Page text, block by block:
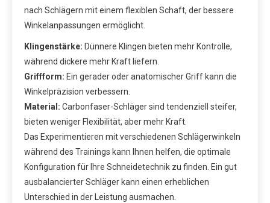
nach Schlägern mit einem flexiblen Schaft, der bessere
Winkelanpassungen ermöglicht.
Klingenstärke: Dünnere Klingen bieten mehr Kontrolle,
während dickere mehr Kraft liefern.
Griffform: Ein gerader oder anatomischer Griff kann die
Winkelpräzision verbessern.
Material: Carbonfaser-Schläger sind tendenziell steifer,
bieten weniger Flexibilität, aber mehr Kraft.
Das Experimentieren mit verschiedenen Schlägerwinkeln
während des Trainings kann Ihnen helfen, die optimale
Konfiguration für Ihre Schneidetechnik zu finden. Ein gut
ausbalancierter Schläger kann einen erheblichen
Unterschied in der Leistung ausmachen.